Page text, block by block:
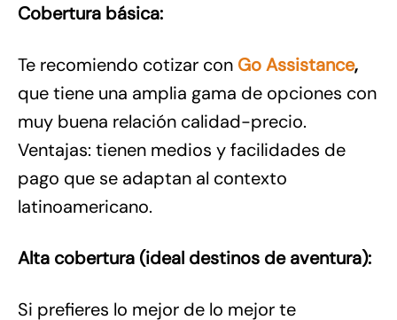
Cobertura básica:
Te recomiendo cotizar con Go Assistance,
que tiene una amplia gama de opciones con
muy buena relación calidad-precio.
Ventajas: tienen medios y facilidades de
pago que se adaptan al contexto
latinoamericano.
Alta cobertura (ideal destinos de aventura):
Si prefieres lo mejor de lo mejor te